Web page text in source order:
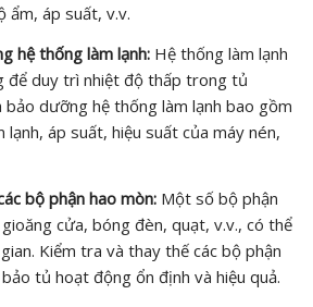
ẩm, áp suất, v.v.
hệ thống làm lạnh: Hệ thống làm lạnh
để duy trì nhiệt độ thấp trong tủ
bảo dưỡng hệ thống làm lạnh bao gồm
áp suất, hiệu suất của máy nén,
bộ phận hao mòn: Một số bộ phận
cửa, bóng đèn, quạt, v.v., có thể
Kiểm tra và thay thế các bộ phận
tủ hoạt động ổn định và hiệu quả.